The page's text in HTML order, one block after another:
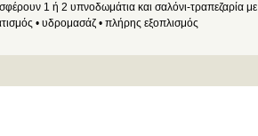
1 ή 2 υπνοδωμάτια και σαλόνι-τραπεζαρία με
• υδρομασάζ • πλήρης εξοπλισμός